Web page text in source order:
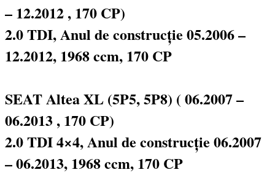
– 12.2012 , 170 CP)
2.0 TDI, Anul de construcție 05.2006 –
12.2012, 1968 ccm, 170 CP
SEAT Altea XL (5P5, 5P8) ( 06.2007 –
06.2013 , 170 CP)
2.0 TDI 4×4, Anul de construcție 06.2007
– 06.2013, 1968 ccm, 170 CP